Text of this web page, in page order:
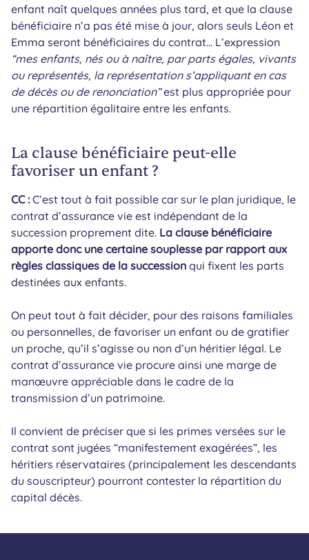
enfant naît quelques années plus tard, et que la clause
bénéficiaire n’a pas été mise à jour, alors seuls Léon et
Emma seront bénéficiaires du contrat… L’expression
“mes enfants, nés ou à naître, par parts égales, vivants
ou représentés, la représentation s’appliquant en cas
de décès ou de renonciation”est plus appropriée pour
une répartition égalitaire entre les enfants.
La clause bénéficiaire peut-elle
favoriser un enfant ?
CC :C’est tout à fait possible car sur le plan juridique, le
contrat d’assurance vie est indépendant de la
succession proprement dite. La clause bénéficiaire
apporte donc une certaine souplesse par rapport aux
règles classiques de la succession qui fixent les parts
destinées aux enfants.
On peut tout à fait décider, pour des raisons familiales
ou personnelles, de favoriser un enfant ou de gratifier
un proche, qu’il s’agisse ou non d’un héritier légal. Le
contrat d’assurance vie procure ainsi une marge de
manœuvre appréciable dans le cadre de la
transmission d’un patrimoine.
Il convient de préciser que si les primes versées sur le
contrat sont jugées “manifestement exagérées”, les
héritiers réservataires (principalement les descendants
du souscripteur) pourront contester la répartition du
capital décès.